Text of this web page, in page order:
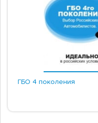
ГБО 4 поколения